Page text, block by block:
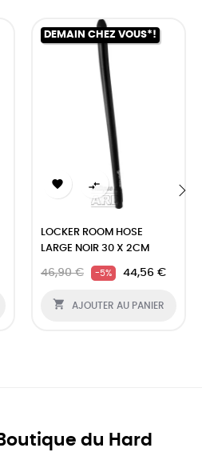
DEMAIN CHEZ VOUS*!
 
LOCKER ROOM HOSE
LARGE NOIR 30 X 2CM
46,90 € -5% 44,56 €
 AJOUTER AU PANIER
du Hard